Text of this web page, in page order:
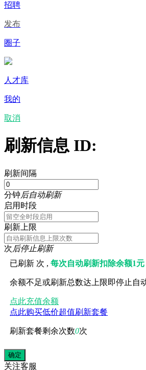
招聘
发布
圈子
人才库
我的
取消
刷新信息 ID:
刷新间隔
分钟后自动刷新
启用时段
刷新上限
次后停止刷新
已刷新 次 ,每次自动刷新扣除余额1元
余额不足或刷新总数达上限即停止自
点此充值余额
点此购买低价超值刷新套餐
刷新套餐剩余次数0次
关注客服